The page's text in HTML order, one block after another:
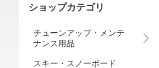
ショップカテゴリ
チューンアップ・メンテ
ナンス用品
スキー・スノーボード